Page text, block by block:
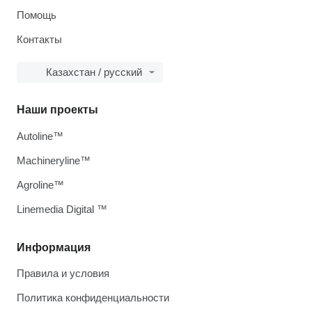
Помощь
Контакты
Казахстан / русский
Информация
Правила и условия
Политика конфиденциальности
Наши проекты
Autoline™
Machineryline™
Agroline™
Linemedia Digital ™